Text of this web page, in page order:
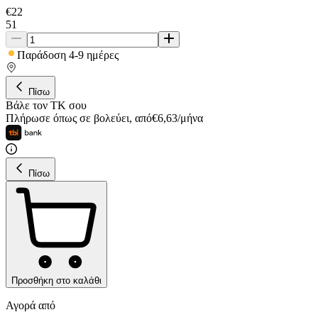
€22
51
Παράδοση 4-9 ημέρες
Πίσω
Βάλε τον ΤΚ σου
Πλήρωσε όπως σε βολεύει, από€6,63/μήνα
Πίσω
Προσθήκη στο καλάθι
Αγορά από